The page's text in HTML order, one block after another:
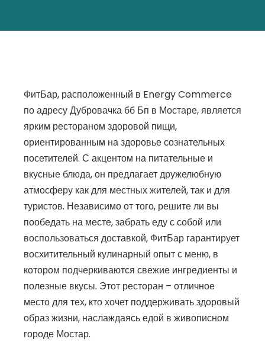
ФитБар, расположенный в Energy Commerce
по адресу Дубровачка бб Бп в Мостаре, является
ярким рестораном здоровой пищи,
ориентированным на здоровье сознательных
посетителей. С акцентом на питательные и
вкусные блюда, он предлагает дружелюбную
атмосферу как для местных жителей, так и для
туристов. Независимо от того, решите ли вы
пообедать на месте, забрать еду с собой или
воспользоваться доставкой, ФитБар гарантирует
восхитительный кулинарный опыт с меню, в
котором подчеркиваются свежие ингредиенты и
полезные вкусы. Этот ресторан – отличное
место для тех, кто хочет поддерживать здоровый
образ жизни, наслаждаясь едой в живописном
городе Мостар.